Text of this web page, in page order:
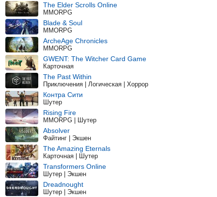
The Elder Scrolls Online
MMORPG
Blade & Soul
MMORPG
ArcheAge Chronicles
MMORPG
GWENT: The Witcher Card Game
Карточная
The Past Within
Приключения | Логическая | Хоррор
Контра Сити
Шутер
Rising Fire
MMORPG | Шутер
Absolver
Файтинг | Экшен
The Amazing Eternals
Карточная | Шутер
Transformers Online
Шутер | Экшен
Dreadnought
Шутер | Экшен